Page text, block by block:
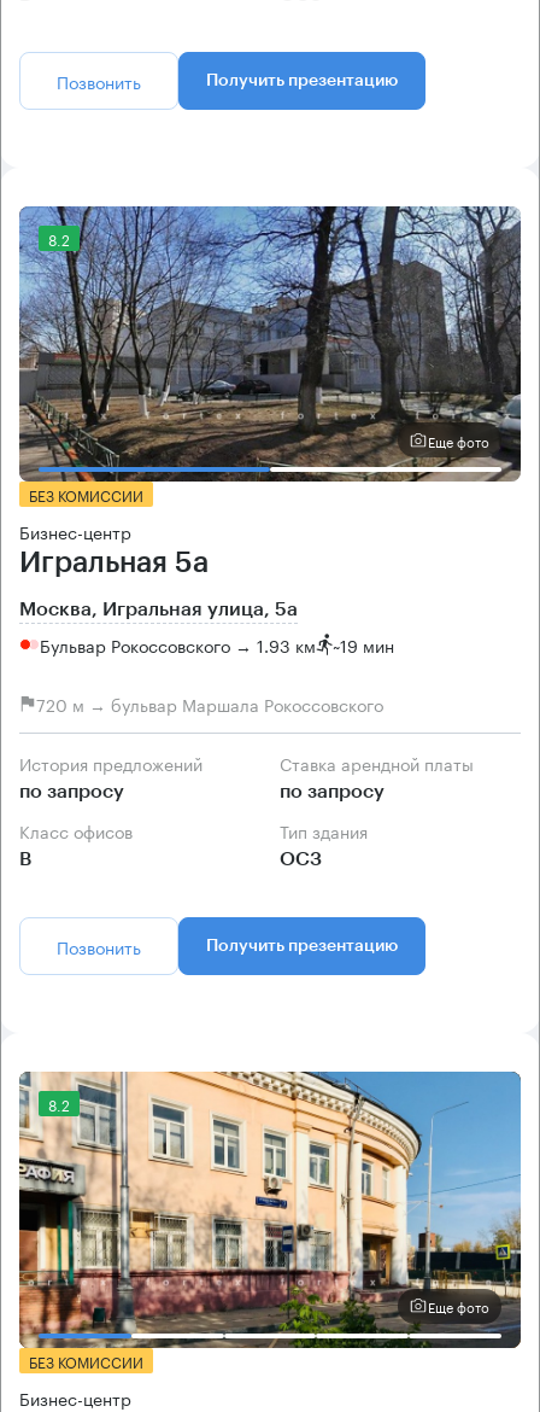
Позвонить Получить презентацию
8.2
Еще фото
БЕЗ КОМИССИИ
Бизнес-центр
Игральная 5а
Москва, Игральная улица, 5а
Бульвар Рокоссовского → 1.93 км ~19 мин
720 м → бульвар Маршала Рокоссовского
История предложений
по запросу
Ставка арендной платы
по запросу
Класс офисов
B
Тип здания
ОСЗ
Позвонить Получить презентацию
8.2
Еще фото
БЕЗ КОМИССИИ
Бизнес-центр